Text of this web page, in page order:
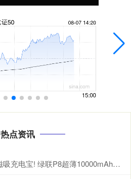
热点资讯
海陆证券 行业首款新国标磁吸充电宝! 绿联P8超薄10000mAh磁吸移动电源开启预约